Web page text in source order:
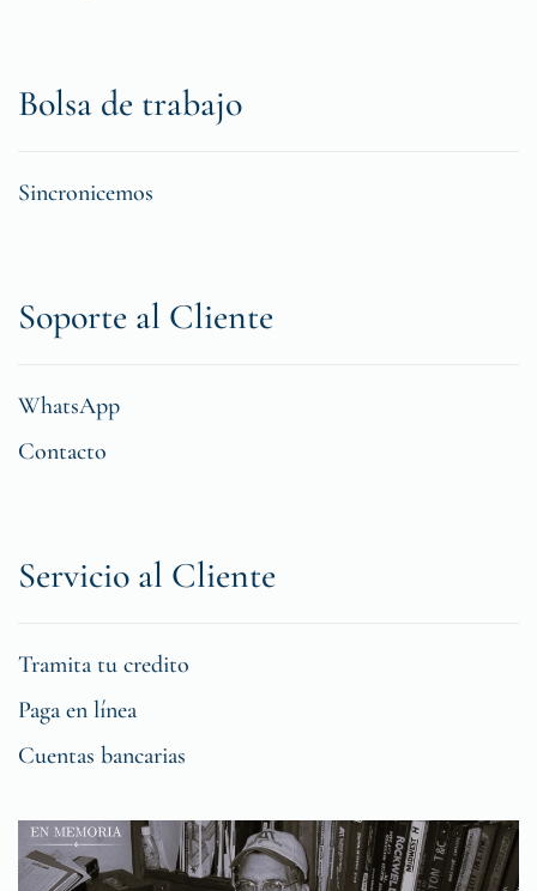
Bolsa de trabajo
Sincronicemos
Soporte al Cliente
WhatsApp
Contacto
Servicio al Cliente
Tramita tu credito
Paga en línea
Cuentas bancarias